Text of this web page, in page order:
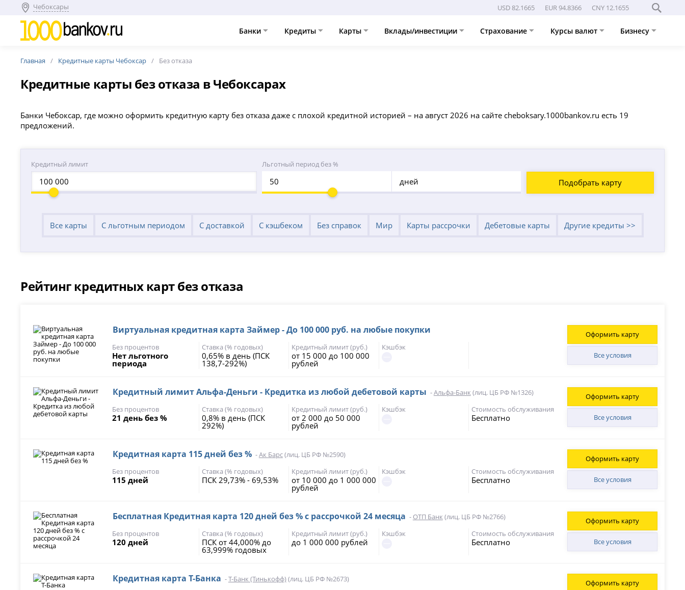
Чебоксары USD 82.1665 EUR 94.8366 CNY 12.1655
Банки Кредиты Карты Вклады/инвестиции Страхование Курсы валют Бизнесу
Главная Кредитные карты Чебоксар Без отказа
Кредитные карты без отказа в Чебоксарах
Банки Чебоксар, где можно оформить кредитную карту без отказа даже с плохой кредитной историей – на август 2026 на сайте cheboksary.1000bankov.ru есть 19
предложений.
Кредитный лимит Льготный период без %
дней Подобрать карту
Все карты С льготным периодом С доставкой С кэшбеком Без справок Мир Карты рассрочки Дебетовые карты Другие кредиты >>
Рейтинг кредитных карт без отказа
Виртуальная кредитная карта Займер - До 100 000 руб. на любые покупки
Без процентов
Нет льготного
периода
Ставка (% годовых)
0,65% в день (ПСК
138,7-292%)
Кредитный лимит (руб.)
от 15 000 до 100 000
рублей
Кэшбэк
Все условия
Оформить карту
Кредитный лимит Альфа-Деньги - Кредитка из любой дебетовой карты -Альфа-Банк (лиц. ЦБ РФ №1326)
Без процентов
21 день без %
Ставка (% годовых)
0,8% в день (ПСК
292%)
Кредитный лимит (руб.)
от 2 000 до 50 000
рублей
Кэшбэк Стоимость обслуживания
Бесплатно Все условия
Оформить карту
Кредитная карта 115 дней без % -Ак Барс(лиц. ЦБ РФ №2590)
Без процентов
115 дней
Ставка (% годовых)
ПСК 29,73% - 69,53%
Кредитный лимит (руб.)
от 10 000 до 1 000 000
рублей
Кэшбэк Стоимость обслуживания
Бесплатно Все условия
Оформить карту
Бесплатная Кредитная карта 120 дней без % с рассрочкой 24 месяца - ОТП Банк (лиц. ЦБ РФ №2766)
Без процентов
120 дней
Ставка (% годовых)
ПСК от 44,000% до
63,999% годовых
Кредитный лимит (руб.)
до 1 000 000 рублей
Кэшбэк Стоимость обслуживания
Бесплатно Все условия
Оформить карту
Кредитная карта Т-Банка -Т-Банк (Тинькофф)(лиц. ЦБ РФ №2673)
Оформить карту